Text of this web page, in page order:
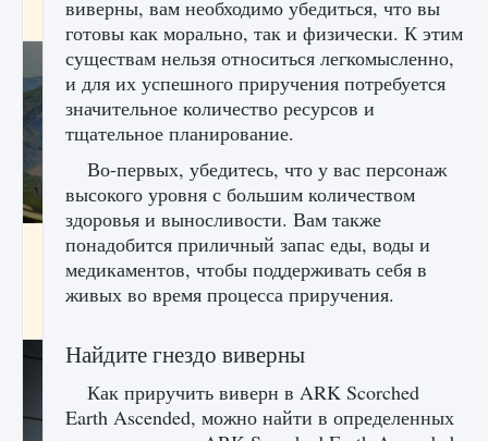
9 августа 2024 2 395 0 2
Как исправить ошибку Palworld EPalworld
«Идет сохранение мира — Невозможно
начать сохранение данных мира»
виверны, вам необходимо убедиться, что вы
готовы как морально, так и физически. К этим
существам нельзя относиться легкомысленно,
и для их успешного приручения потребуется
значительное количество ресурсов и
тщательное планирование.
Во-первых, убедитесь, что у вас персонаж
высокого уровня с большим количеством
здоровья и выносливости. Вам также
понадобится приличный запас еды, воды и
медикаментов, чтобы поддерживать себя в
живых во время процесса приручения.
Найдите гнездо виверны
Как приручить виверн в ARK Scorched
Earth Ascended, можно найти в определенных